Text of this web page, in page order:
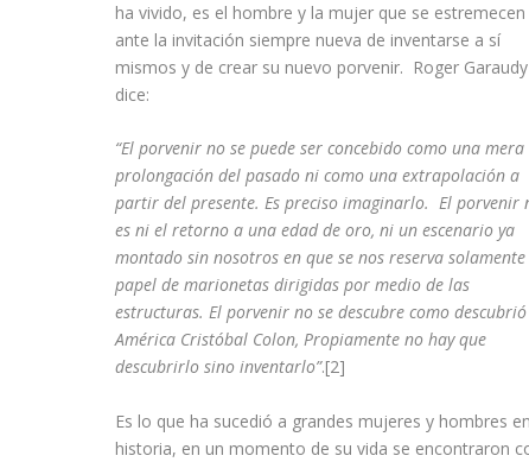
ha vivido, es el hombre y la mujer que se estremecen
ante la invitación siempre nueva de inventarse a sí
mismos y de crear su nuevo porvenir. Roger Garaudy
dice:
“El porvenir no se puede ser concebido como una mera
prolongación del pasado ni como una extrapolación a
partir del presente. Es preciso imaginarlo. El porvenir
es ni el retorno a una edad de oro, ni un escenario ya
montado sin nosotros en que se nos reserva
papel de marionetas dirigidas por medio de las
estructuras. El porvenir no se descubre como descubrió
América Cristóbal Colon, Propiamente no hay que
descubrirlo sino inventarlo”.[2]
Es lo que ha sucedió a grandes mujeres y hombres
historia, en un momento de su vida se encontraron